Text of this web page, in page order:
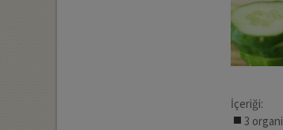
İçeriği:
3